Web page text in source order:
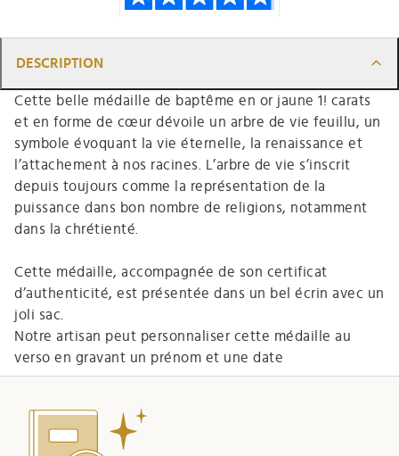
DESCRIPTION
Cette belle médaille de baptême en or jaune 1! carats
et en forme de cœur dévoile un arbre de vie feuillu, un
symbole évoquant la vie éternelle, la renaissance et
l’attachement à nos racines. L’arbre de vie s’inscrit
depuis toujours comme la représentation de la
puissance dans bon nombre de religions, notamment
dans la chrétienté.
Cette médaille, accompagnée de son certificat
d’authenticité, est présentée dans un bel écrin avec un
joli sac.
Notre artisan peut personnaliser cette médaille au
verso en gravant un prénom et une date